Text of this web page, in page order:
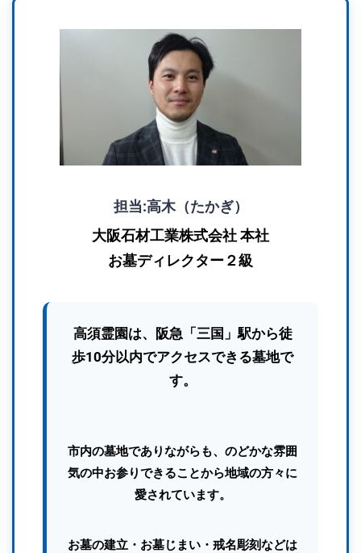
担当:高木（たかぎ）
大阪石材工業株式会社 本社
お墓ディレクター２級
高須霊園は、阪急「三国」駅から徒
歩10分以内でアクセスできる墓地で
す。
市内の墓地でありながらも、のどかな雰囲
気の中お参りできることから地域の方々に
愛されています。
お墓の建立・お墓じまい・戒名彫刻などは